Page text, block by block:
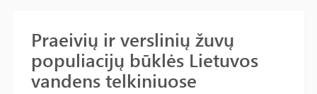
Praeivių ir verslinių žuvų
populiacijų būklės Lietuvos
vandens telkiniuose